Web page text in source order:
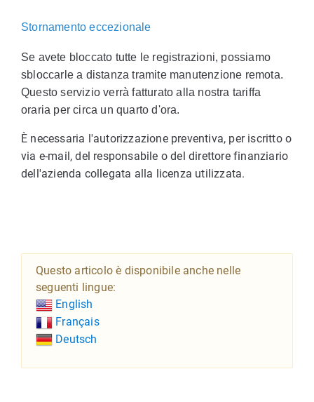
Stornamento eccezionale
Se avete bloccato tutte le registrazioni, possiamo
sbloccarle a distanza tramite manutenzione remota.
Questo servizio verrà fatturato alla nostra tariffa
oraria per circa un quarto d'ora.
È necessaria l'autorizzazione preventiva, per iscritto o
via e-mail, del responsabile o del direttore finanziario
dell'azienda collegata alla licenza utilizzata.
Questo articolo è disponibile anche nelle
seguenti lingue:
English
Français
Deutsch